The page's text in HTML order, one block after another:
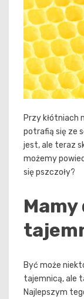
Przy kłótniach
potrafią się ze
jest, ale teraz
możemy
się pszczoły?
Być może
tajemnicą, ale
Najlepszym